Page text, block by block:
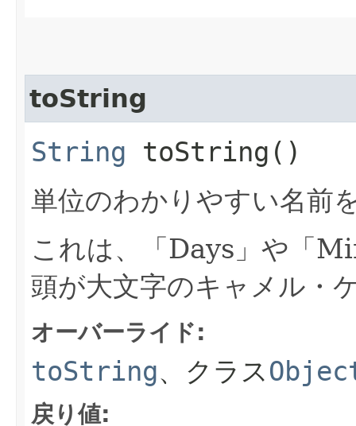
toString
String toString()
単位のわかりやすい名前
これは、「Days」や「
頭が大文字のキャメル・
オーバーライド:
toString、クラス
戻り値: